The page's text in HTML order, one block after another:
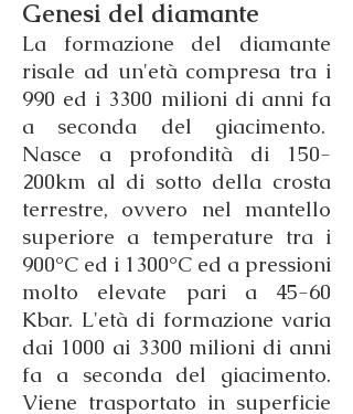
Genesi del diamante
La formazione del diamante
risale ad un'età compresa tra i
990 ed i 3300 milioni di anni fa
a seconda del giacimento.
Nasce a profondità di 150-
200km al di sotto della crosta
terrestre, ovvero nel mantello
superiore a temperature tra i
900°C ed i 1300°C ed a pressioni
molto elevate pari a 45-60
Kbar. L'età di formazione varia
dai 1000 ai 3300 milioni di anni
fa a seconda del giacimento.
Viene trasportato in superficie